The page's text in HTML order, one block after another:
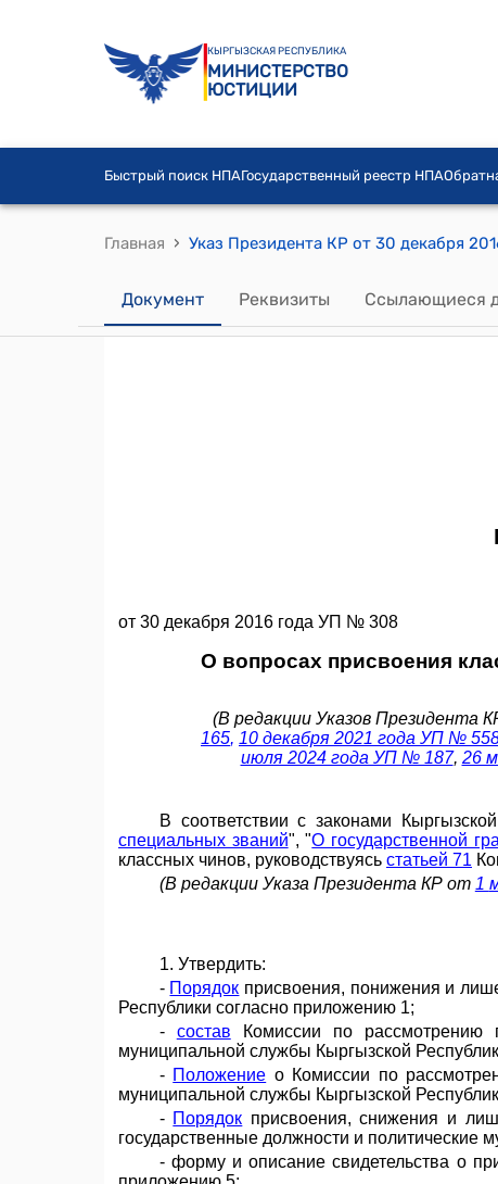
КЫРГЫЗСКАЯ РЕСПУБЛИКА
МИНИСТЕРСТВО
ЮСТИЦИИ
Быстрый поиск НПАГосударственный реестр НПА
Главная ›
Документ Реквизиты Ссылающиеся